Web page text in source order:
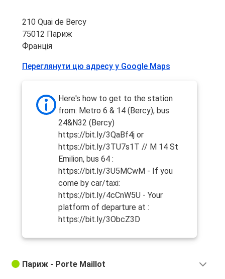
210 Quai de Bercy
75012 Париж
Франція
Переглянути цю адресу у Google Maps
Here's how to get to the station
from: Metro 6 & 14 (Bercy), bus
24&N32 (Bercy)
https://bit.ly/3QaBf4j or
https://bit.ly/3TU7s1T // M 14 St
Emilion, bus 64 :
https://bit.ly/3U5MCwM - If you
come by car/taxi:
https://bit.ly/4cCnW5U - Your
platform of departure at :
https://bit.ly/3ObcZ3D
Париж - Porte Maillot